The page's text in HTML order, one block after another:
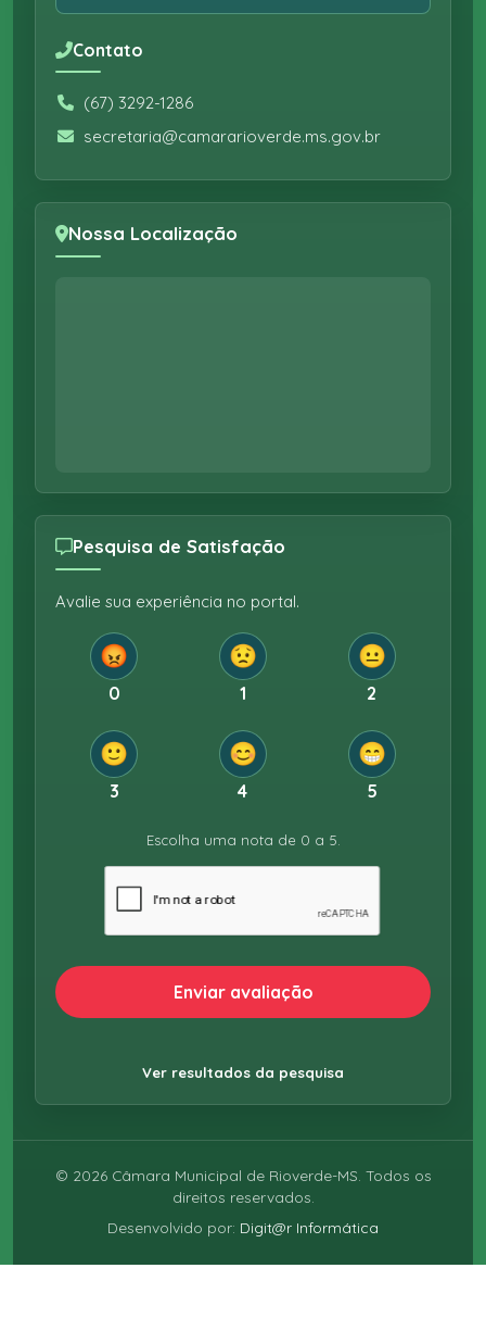
Contato
(67) 3292-1286
secretaria@camararioverde.ms.gov.br
Nossa Localização
Pesquisa de Satisfação
Avalie sua experiência no portal.
😡
0
😟
1
😐
2
🙂
3
😊
4
😁
5
Escolha uma nota de 0 a 5.
Enviar avaliação
Ver resultados da pesquisa
© 2026Câmara Municipal de Rioverde-MS. Todos os
direitos reservados.
Desenvolvido por: Digit@r Informática